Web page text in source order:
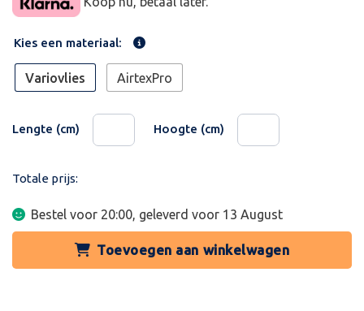
Kies een materiaal:
Variovlies AirtexPro
Lengte (cm) Hoogte (cm)
Totale prijs:
Bestel voor 20:00, geleverd voor 13 August
Toevoegen aan winkelwagen